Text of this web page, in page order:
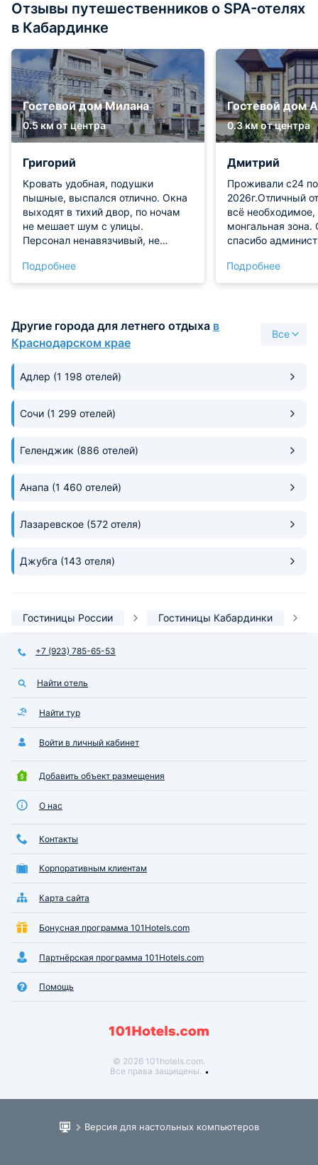
Отзывы путешественников о SPA-отелях
в Кабардинке
Гостевой дом Милана
0.5 км от центра
Григорий
Кровать удобная, подушки
пышные, выспался отлично. Окна
выходят в тихий двор, по ночам
не мешает шум с улицы.
Персонал ненавязчивый, не
кафе, где можно позавтракать или
поужинать, если не хочется
Подробнее
Гостевой дом
0.3 км от центра
Дмитрий
Проживали с24
2026г.Отличный
всё необходимое,
монгальная зона.
спасибо
столовая, море
доступности.
Подробнее
Другие города для летнего отдыха в
Краснодарском крае
Все
Адлер (1 198 отелей)
Сочи (1 299 отелей)
Геленджик (886 отелей)
Анапа (1 460 отелей)
Лазаревское (572 отеля)
Джубга (143 отеля)
Гостиницы России Гостиницы Кабардинки
+7 (923) 785-65-53
Найти отель
Найти тур
Войти в личный кабинет
Добавить объект размещения
О нас
Контакты
Корпоративным клиентам
Карта сайта
Бонусная программа 101Hotels.com
Партнёрская программа 101Hotels.com
Помощь
© 2026 101hotels.com.
Все права защищены.
Версия для настольных компьютеров